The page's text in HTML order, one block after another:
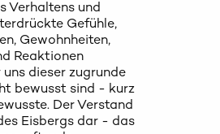
Verhaltens und
Gefühle,
Gewohnheiten,
Reaktionen
dieser zugrunde
bewusst sind - kurz
Der Verstand
Eisbergs dar - das